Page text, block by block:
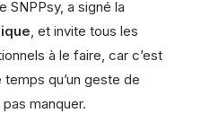
SNPPsy, a signé la
, et invite tous les
à le faire, car c’est
qu’un geste de
manquer.